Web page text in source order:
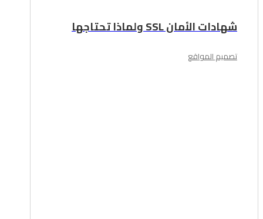
شهادات الأمان SSL ولماذا تحتاجها
تصميم المواقع